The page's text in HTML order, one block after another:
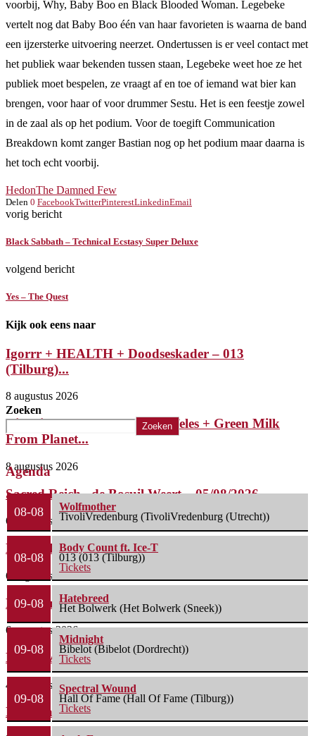
voorbij, Why, Baby Boo en Black Blooded Woman. Legebeke
vertelt nog dat Baby Boo één van haar favorieten is waarna de band
een ijzersterke uitvoering neerzet. Ondertussen is er veel contact met
het publiek waar bekenden tussen staan, Legebeke weet hoe ze het
publiek moet bespelen, ze vraagt af en toe of iemand wat bier kan
brengen, voor haar of voor drummer Sestu. Het is een feestje zowel
in de zaal als op het podium. Voor de toegift Communication
Breakdown komt zanger Bastian nog op het podium maar daarna is
het toch echt voorbij.
HedonThe Damned Few
Delen 0 FacebookTwitterPinterestLinkedinEmail
vorig bericht
Black Sabbath – Technical Ecstasy Super Deluxe
volgend bericht
Yes – The Quest
Kijk ook eens naar
Igorrr + HEALTH + Doodseskader – 013
(Tilburg)...
8 augustus 2026
Riffsniffer Presents: Mephistofeles + Green Milk
From Planet...
8 augustus 2026
Sacred Reich– de Bosuil Weert – 05/08/2026
6 augustus 2026
Misery Index – Elpee (Deinze, België) 04/08/2026
6 augustus 2026
Phil Campbell’s Bastard Sons – De Pul (Uden)...
6 augustus 2026
Life Of Agony + Second Function – Underworld...
4 augustus 2026
Nick Cave & The Bad Seeds – Preston...
Zoeken
Zoeken
Agenda
08-08
Wolfmother
TivoliVredenburg (TivoliVredenburg (Utrecht))
08-08
Body Count ft. Ice-T
013 (013 (Tilburg))
Tickets
09-08
Hatebreed
Het Bolwerk (Het Bolwerk (Sneek))
09-08
Midnight
Bibelot (Bibelot (Dordrecht))
Tickets
09-08
Spectral Wound
Hall Of Fame (Hall Of Fame (Tilburg))
Tickets